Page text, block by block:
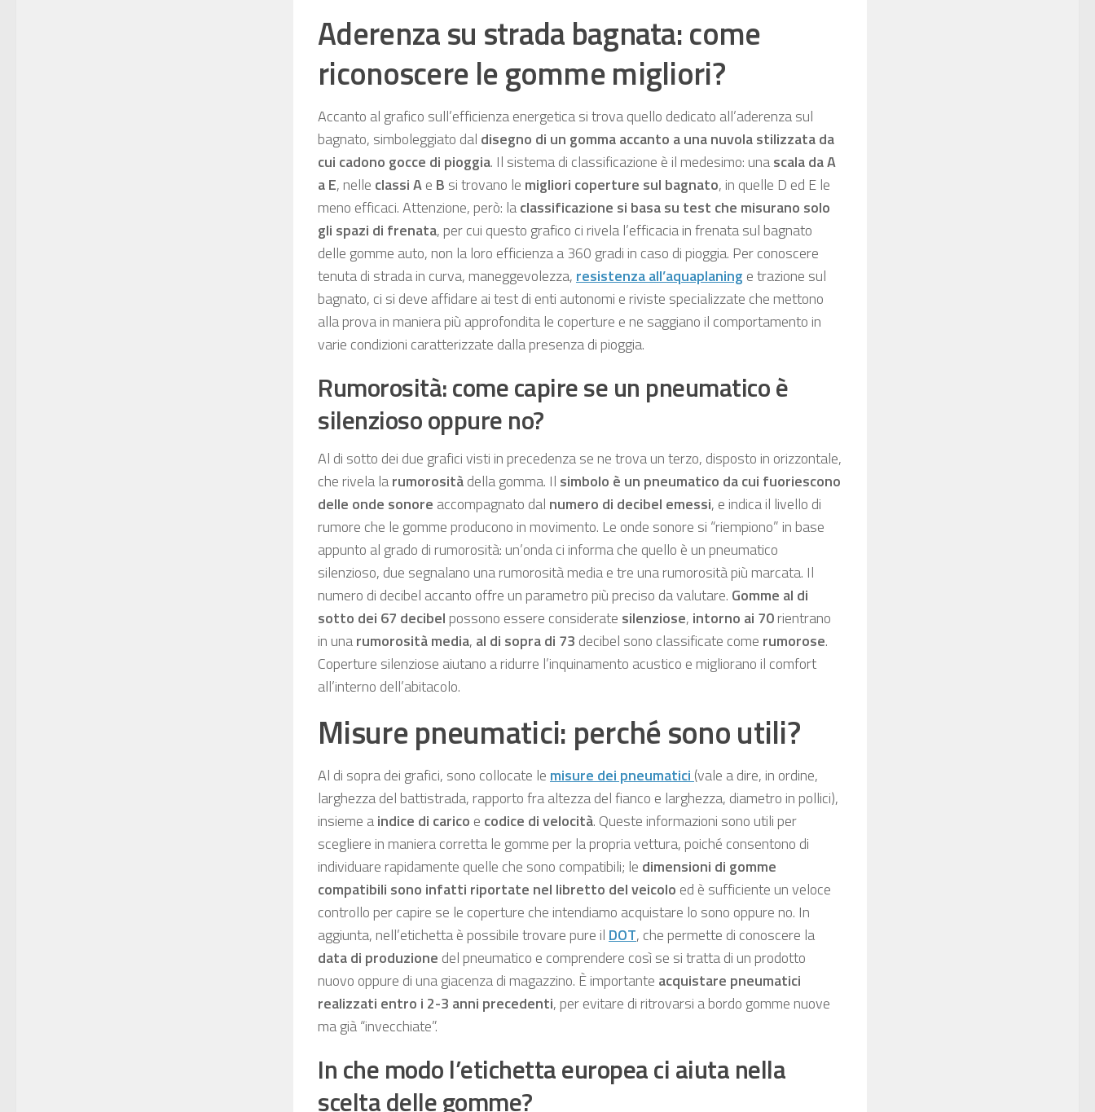
Aderenza su strada bagnata: come
riconoscere le gomme migliori?
Accanto al grafico sull’efficienza energetica si trova quello dedicato all’aderenza sul
bagnato, simboleggiato dal disegno di un gomma accanto a una nuvola stilizzata da
cui cadono gocce di pioggia. Il sistema di classificazione è il medesimo: unascala da A
a E, nelle classi Ae B si trovano le migliori coperture sul bagnato, in quelle D ed E le
meno efficaci. Attenzione, però: laclassificazione si basa su test che misurano solo
gli spazi di frenata, per cui questo grafico ci rivela l’efficacia in frenata sul bagnato
delle gomme auto, non la loro efficienza a 360 gradi in caso di pioggia. Per conoscere
tenuta di strada in curva, maneggevolezza, resistenza all’aquaplaning e trazione sul
bagnato, ci si deve affidare ai test di enti autonomi e riviste specializzate che mettono
alla prova in maniera più approfondita le coperture e ne saggiano il comportamento in
varie condizioni caratterizzate dalla presenza di pioggia.
Rumorosità: come capire se un pneumatico è
silenzioso oppure no?
Al di sotto dei due grafici visti in precedenza se ne trova un terzo, disposto in orizzontale,
che rivela larumorositàdella gomma. Il simbolo è un pneumatico da cui fuoriescono
delle onde sonore accompagnato dal numero di decibel emessi, e indica il livello di
rumore che le gomme producono in movimento. Le onde sonore si “riempiono” in base
appunto al grado di rumorosità: un’onda ci informa che quello è un pneumatico
silenzioso, due segnalano una rumorosità media e tre una rumorosità più marcata. Il
numero di decibel accanto offre un parametro più preciso da valutare. Gomme al di
sotto dei 67 decibel possono essere considerate silenziose, intorno ai 70rientrano
in unarumorosità media, al di sopra di 73 decibel sono classificate come rumorose.
Coperture silenziose aiutano a ridurre l’inquinamento acustico e migliorano il comfort
all’interno dell’abitacolo.
Misure pneumatici: perché sono utili?
Al di sopra dei grafici, sono collocate le misure dei pneumatici (vale a dire, in ordine,
larghezza del battistrada, rapporto fra altezza del fianco e larghezza, diametro in pollici),
insieme aindice di carico e codice di velocità. Queste informazioni sono utili per
scegliere in maniera corretta le gomme per la propria vettura, poiché consentono di
individuare rapidamente quelle che sono compatibili; le dimensioni di gomme
compatibili sono infatti riportate nel libretto del veicolo ed è sufficiente un veloce
controllo per capire se le coperture che intendiamo acquistare lo sono oppure no. In
aggiunta, nell’etichetta è possibile trovare pure il DOT, che permette di conoscere la
data di produzione del pneumatico e comprendere così se si tratta di un prodotto
nuovo oppure di una giacenza di magazzino. È importante acquistare pneumatici
realizzati entro i 2-3 anni precedenti, per evitare di ritrovarsi a bordo gomme nuove
ma già “invecchiate”.
In che modo l’etichetta europea ci aiuta nella
scelta delle gomme?